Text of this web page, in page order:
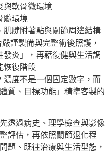
與軟骨微環境
髓環境
腱附著點與關節周邊結構
謹製備與完整術後照護，
炎」，再藉復健與生活調
恢復階段
度不是一個固定數字，而
質、目標功能」精準客製的
透過病史、理學檢查與影像
評估，再依照關節退化程
題、既往治療與生活型態，